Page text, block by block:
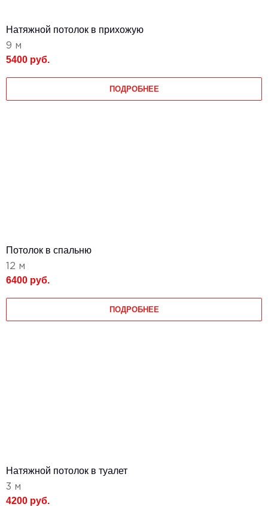
Натяжной потолок в прихожую
9 м
5400 руб.
ПОДРОБНЕЕ
Потолок в спальню
12 м
6400 руб.
ПОДРОБНЕЕ
Натяжной потолок в туалет
3 м
4200 руб.